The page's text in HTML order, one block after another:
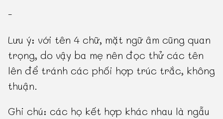
-
Lưu ý: với tên 4 chữ, mặt ngữ âm cũng quan
trọng, do vậy ba mẹ nên đọc thử các tên
lên để tránh các phối hợp trúc trắc, không
thuận.
Ghi chú: các họ kết hợp khác nhau là ngẫu